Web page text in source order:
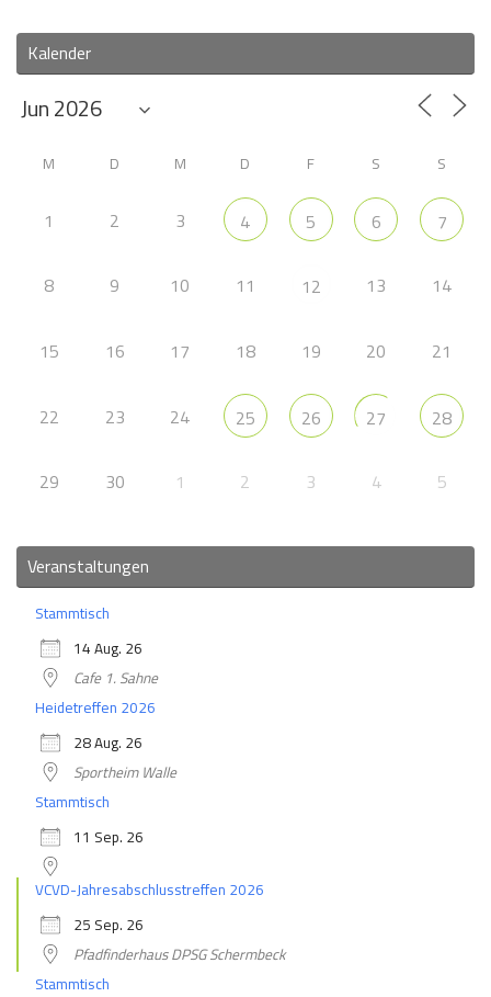
Kalender
M D M D F S S
1 2 3 4 5 6 7
8 9 10 11 12 13 14
15 16 17 18 19 20 21
22 23 24 25 26 27 28
29 30 1 2 3 4 5
Veranstaltungen
Stammtisch
14 Aug. 26
Cafe 1. Sahne
Heidetreffen 2026
28 Aug. 26
Sportheim Walle
Stammtisch
11 Sep. 26
VCVD-Jahresabschlusstreffen 2026
25 Sep. 26
Pfadfinderhaus DPSG Schermbeck
Stammtisch